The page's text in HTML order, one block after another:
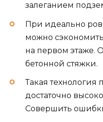
залеганием
При идеально
можно
на первом этаже.
бетонной стяжки.
Такая
достаточно
Совершить